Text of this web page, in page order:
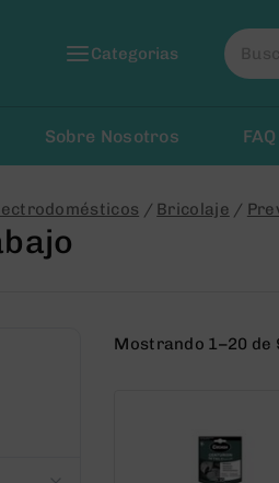
Categorias
Buscar
por:
Sobre Nosotros FAQ
/ Bricolaje /
Mostrando 1–20 de